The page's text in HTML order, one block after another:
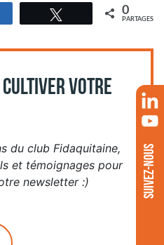
Tweetez 0
PARTAGES
VOTRE
du club Fidaquitaine,
et témoignages pour
newsletter :)
SUIVEZ-NOUS